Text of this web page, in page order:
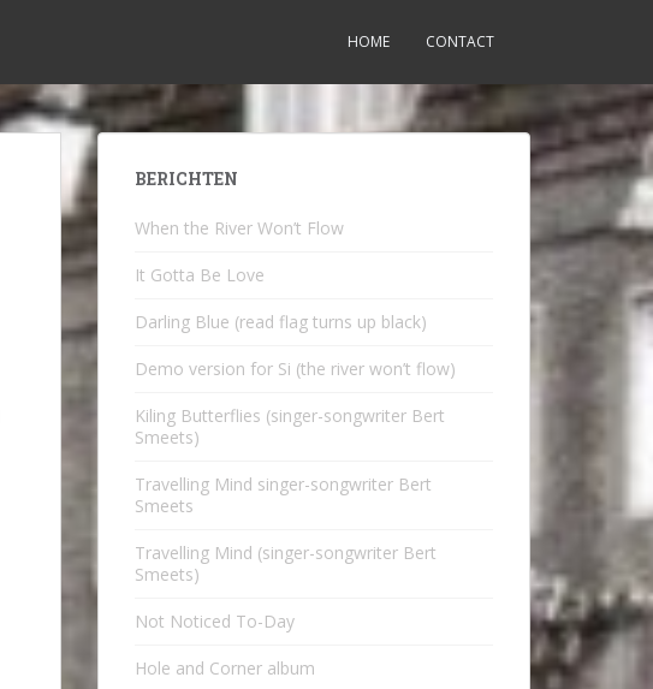
HOME CONTACT
BERICHTEN
When the River Won’t Flow
It Gotta Be Love
Darling Blue (read flag turns up black)
Demo version for Si (the river won’t flow)
Kiling Butterflies (singer-songwriter Bert
Smeets)
Travelling Mind singer-songwriter Bert
Smeets
Travelling Mind (singer-songwriter Bert
Smeets)
Not Noticed To-Day
Hole and Corner album